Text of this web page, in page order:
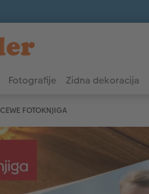
Fotografije Zidna dekoracija
CEWE FOTOKNJIGA